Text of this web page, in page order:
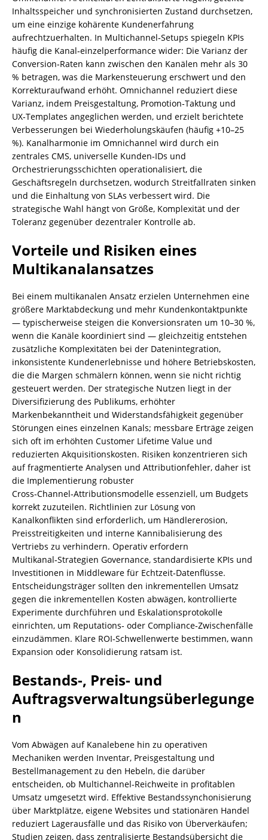
Inhaltsspeicher und synchronisierten Zustand durchsetzen,
um eine einzige kohärente Kundenerfahrung
aufrechtzuerhalten. In Multichannel‑Setups spiegeln KPIs
häufig die Kanal‑einzelperformance wider: Die Varianz der
Conversion‑Raten kann zwischen den Kanälen mehr als 30
% betragen, was die Markensteuerung erschwert und den
Korrekturaufwand erhöht. Omnichannel reduziert diese
Varianz, indem Preisgestaltung, Promotion‑Taktung und
UX‑Templates angeglichen werden, und erzielt berichtete
Verbesserungen bei Wiederholungskäufen (häufig +10–25
%). Kanalharmonie im Omnichannel wird durch ein
zentrales CMS, universelle Kunden‑IDs und
Orchestrierungsschichten operationalisiert, die
Geschäftsregeln durchsetzen, wodurch Streitfallraten sinken
und die Einhaltung von SLAs verbessert wird. Die
strategische Wahl hängt von Größe, Komplexität und der
Toleranz gegenüber dezentraler Kontrolle ab.
Vorteile und Risiken eines
Multikanalansatzes
Bei einem multikanalen Ansatz erzielen Unternehmen eine
größere Marktabdeckung und mehr Kundenkontaktpunkte
— typischerweise steigen die Konversionsraten um 10–30 %,
wenn die Kanäle koordiniert sind — gleichzeitig entstehen
zusätzliche Komplexitäten bei der Datenintegration,
inkonsistente Kundenerlebnisse und höhere Betriebskosten,
die die Margen schmälern können, wenn sie nicht richtig
gesteuert werden. Der strategische Nutzen liegt in der
Diversifizierung des Publikums, erhöhter
Markenbekanntheit und Widerstandsfähigkeit gegenüber
Störungen eines einzelnen Kanals; messbare Erträge zeigen
sich oft im erhöhten Customer Lifetime Value und
reduzierten Akquisitionskosten. Risiken konzentrieren sich
auf fragmentierte Analysen und Attributionfehler, daher ist
die Implementierung robuster
Cross‑Channel‑Attributionsmodelle essenziell, um Budgets
korrekt zuzuteilen. Richtlinien zur Lösung von
Kanalkonflikten sind erforderlich, um Händlererosion,
Preisstreitigkeiten und interne Kannibalisierung des
Vertriebs zu verhindern. Operativ erfordern
Multikanal‑Strategien Governance, standardisierte KPIs und
Investitionen in Middleware für Echtzeit‑Datenflüsse.
Entscheidungsträger sollten den inkrementellen Umsatz
gegen die inkrementellen Kosten abwägen, kontrollierte
Experimente durchführen und Eskalationsprotokolle
einrichten, um Reputations‑ oder Compliance‑Zwischenfälle
einzudämmen. Klare ROI‑Schwellenwerte bestimmen, wann
Expansion oder Konsolidierung ratsam ist.
Bestands-, Preis- und
Auftragsverwaltungsüberlegunge
n
Vom Abwägen auf Kanalebene hin zu operativen
Mechaniken werden Inventar, Preisgestaltung und
Bestellmanagement zu den Hebeln, die darüber
entscheiden, ob Multichannel-Reichweite in profitablen
Umsatz umgesetzt wird. Effektive Bestandssynchonisierung
über Marktplätze, eigene Websites und stationären Handel
reduziert Lagerausfälle und das Risiko von Überverkäufen;
Studien zeigen, dass zentralisierte Bestandsübersicht die